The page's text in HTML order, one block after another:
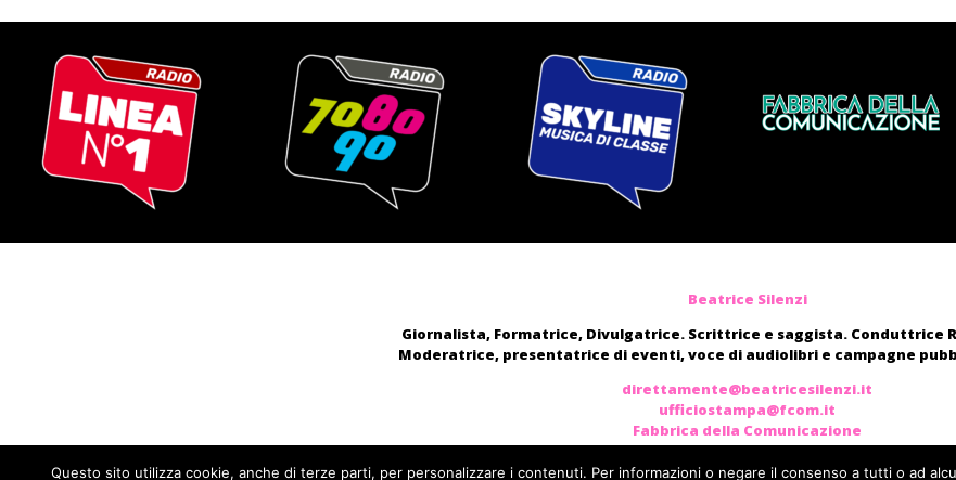
Beatrice Silenzi
Giornalista, Formatrice, Divulgatrice. Scrittrice e saggista. Conduttrice
Moderatrice, presentatrice di eventi, voce di audiolibri e campagne
direttamente@beatricesilenzi.it
ufficiostampa@fcom.it
Fabbrica della Comunicazione
Questo sito utilizza cookie, anche di terze parti, per personalizzare i contenuti. Per informazioni o negare il consenso a tutti o ad